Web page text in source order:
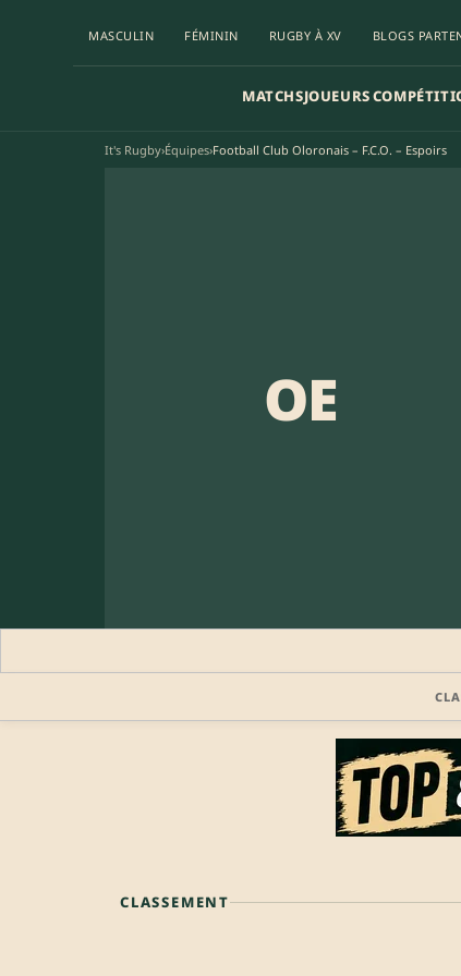
MASCULIN FÉMININ RUGBY À XV BLOGS
MATCHSJOUEURS
It's Rugby›Équipes›Football Club Oloronais – F.C.O. – Espoirs
OE
CLASSEMENT